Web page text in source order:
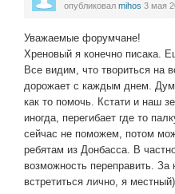
опубликовал mihos 3 мая
Уважаемые форумчане!
Хреновый я конечно писака.
Все видим, что твориться на
дорожает с каждым днем.
как то помочь. Кстати и наш
иногда, перегибает где то
сейчас не поможем, потом
ребятам из Донбасса. В
возможность переправить.
встретиться лично, я